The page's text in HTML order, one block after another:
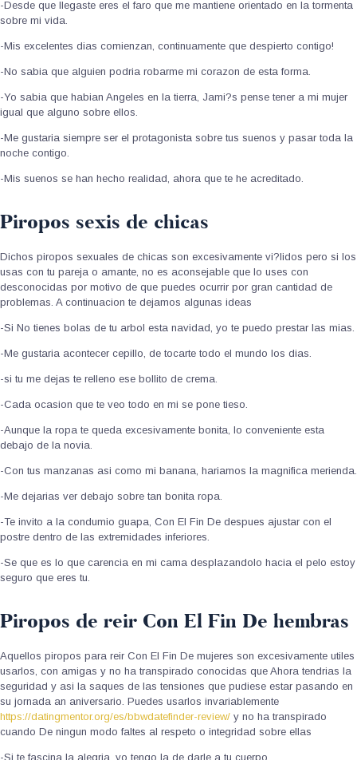
-Desde que llegaste eres el faro que me mantiene orientado en la tormenta
sobre mi vida.
-Mis excelentes dias comienzan, continuamente que despierto contigo!
-No sabia que alguien podria robarme mi corazon de esta forma.
-Yo sabia que habian Angeles en la tierra, Jami?s pense tener a mi mujer
igual que alguno sobre ellos.
-Me gustaria siempre ser el protagonista sobre tus suenos y pasar toda la
noche contigo.
-Mis suenos se han hecho realidad, ahora que te he acreditado.
Piropos sexis de chicas
Dichos piropos sexuales de chicas son excesivamente vi?lidos pero si los
usas con tu pareja o amante, no es aconsejable que lo uses con
desconocidas por motivo de que puedes ocurrir por gran cantidad de
problemas. A continuacion te dejamos algunas ideas
-Si No tienes bolas de tu arbol esta navidad, yo te puedo prestar las mias.
-Me gustaria acontecer cepillo, de tocarte todo el mundo los dias.
-si tu me dejas te relleno ese bollito de crema.
-Cada ocasion que te veo todo en mi se pone tieso.
-Aunque la ropa te queda excesivamente bonita, lo conveniente esta
debajo de la novia.
-Con tus manzanas asi­ como mi banana, hariamos la magnifica merienda.
-Me dejarias ver debajo sobre tan bonita ropa.
-Te invito a la condumio guapa, Con El Fin De despues ajustar con el
postre dentro de las extremidades inferiores.
-Se que es lo que carencia en mi cama desplazandolo hacia el pelo estoy
seguro que eres tu.
Piropos de reir Con El Fin De hembras
Aquellos piropos para reir Con El Fin De mujeres son excesivamente utiles
usarlos, con amigas y no ha transpirado conocidas que Ahora tendri­as la
seguridad y asi la saques de las tensiones que pudiese estar pasando en
su jornada an aniversario. Puedes usarlos invariablemente
https://datingmentor.org/es/bbwdatefinder-review/ y no ha transpirado
cuando De ningun modo faltes al respeto o integridad sobre ellas
-Si te fascina la alegria, yo tengo la de darle a tu cuerpo.